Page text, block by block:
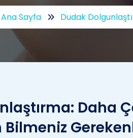
Ana Sayfa Dudak
Daha